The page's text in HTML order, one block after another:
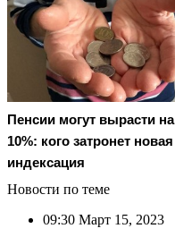
Пенсии могут вырасти на
10%: кого затронет новая
индексация
Новости по теме
09:30 Март 15, 2023